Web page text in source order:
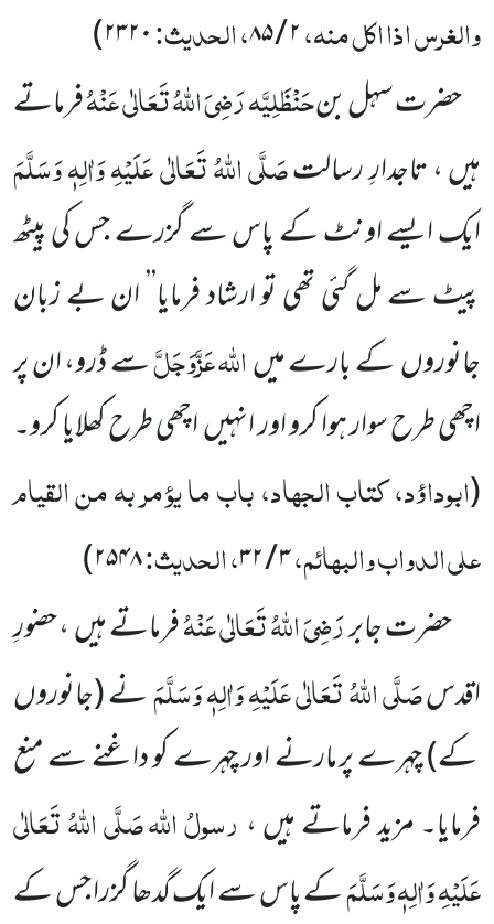
والغرس اذا اکل منہ،۲ / ۸۵ ، الحدیث:۲۳۲۰)
حضرت سہل بنحَنْظَلِیَّہرَضِیَ اللّٰہُ تَعَالٰی عَنْہُفرماتے
ہیں ، تاجدارِ رسالتصَلَّی اللّٰہُ تَعَالٰی عَلَیْہِ وَاٰلِہٖ وَسَلَّمَ
ایک ایسےاونٹ کے پاس سے گزرے جس کی پیٹھ
پیٹ سے مل گئی تھی تو ارشاد فرمایا’’ ان بے زبان
جانوروںکے بارے میںاللّٰہعَزَّوَجَلَّسے ڈرو، ان پر
اچھی طرح سوار ہوا کرو اور انہیںاچھی طرح کھلایا کرو۔
(ابوداؤد، کتاب الجہاد، باب ما یؤمر بہ من القیام
علی الدواب والبہائم،۳ / ۳۲ ، الحدیث:۲۵۴۸)
حضرت جابررَضِیَ اللّٰہُ تَعَالٰی عَنْہُفرماتے ہیں، حضورِ
اقدسصَلَّی اللّٰہُ تَعَالٰی عَلَیْہِ وَاٰلِہٖ وَسَلَّمَنے(جانوروں
کے)چہرےپر مارنے اور چہرے کو داغنے سے منع
فرمایا۔ مزیدفرماتے ہیں ، رسولُ اللّٰہصَلَّی اللّٰہُ تَعَالٰی
عَلَیْہِ وَاٰلِہٖ وَسَلَّمَکے پاس سے ایکگدھا گزرا جس کے